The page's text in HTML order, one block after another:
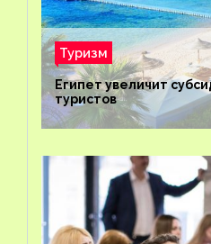
Туризм
Египет увеличит
туристов